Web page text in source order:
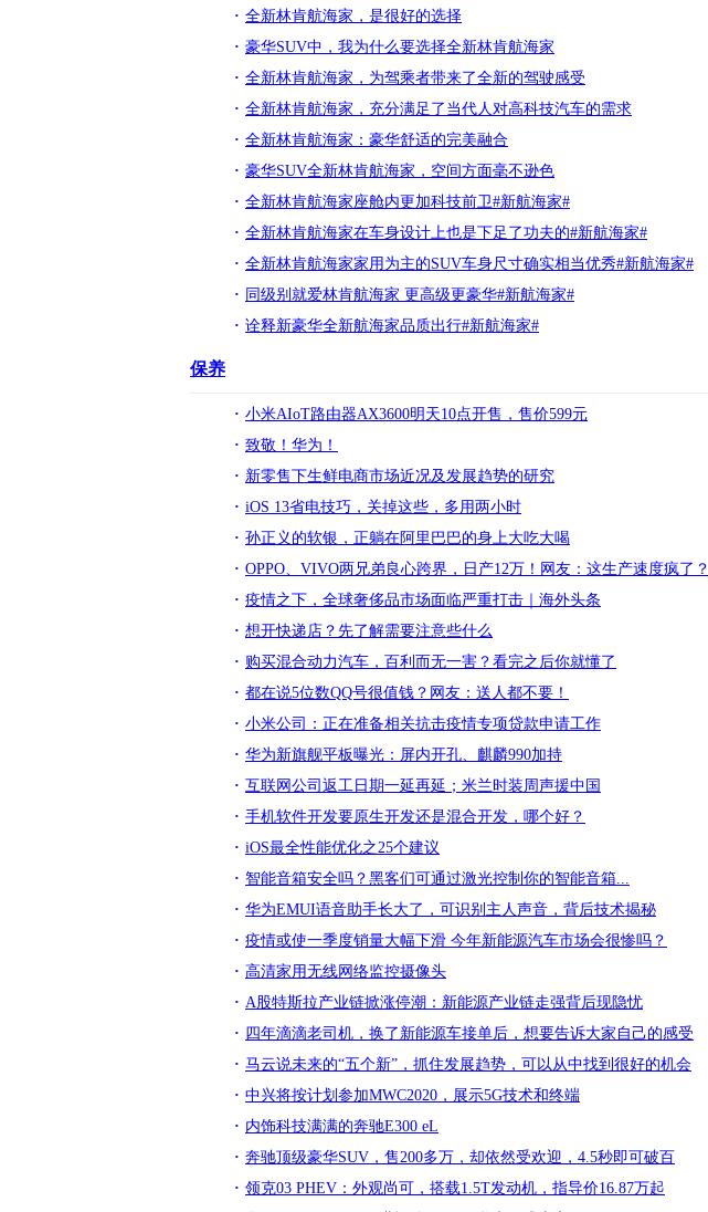
全新林肯航海家，是很好的选择
豪华SUV中，我为什么要选择全新林肯航海家
全新林肯航海家，为驾乘者带来了全新的驾驶感受
全新林肯航海家，充分满足了当代人对高科技汽车的需求
全新林肯航海家：豪华舒适的完美融合
豪华SUV全新林肯航海家，空间方面毫不逊色
全新林肯航海家座舱内更加科技前卫#新航海家#
全新林肯航海家在车身设计上也是下足了功夫的#新航海家#
全新林肯航海家家用为主的SUV车身尺寸确实相当优秀#新航海家#
同级别就爱林肯航海家 更高级更豪华#新航海家#
诠释新豪华全新航海家品质出行#新航海家#
保养
小米AIoT路由器AX3600明天10点开售，售价599元
致敬！华为！
新零售下生鲜电商市场近况及发展趋势的研究
iOS 13省电技巧，关掉这些，多用两小时
孙正义的软银，正躺在阿里巴巴的身上大吃大喝
OPPO、VIVO两兄弟良心跨界，日产12万！网友：这生产速度疯了？
疫情之下，全球奢侈品市场面临严重打击｜海外头条
想开快递店？先了解需要注意些什么
购买混合动力汽车，百利而无一害？看完之后你就懂了
都在说5位数QQ号很值钱？网友：送人都不要！
小米公司：正在准备相关抗击疫情专项贷款申请工作
华为新旗舰平板曝光：屏内开孔、麒麟990加持
互联网公司返工日期一延再延；米兰时装周声援中国
手机软件开发要原生开发还是混合开发，哪个好？
iOS最全性能优化之25个建议
智能音箱安全吗？黑客们可通过激光控制你的智能音箱...
华为EMUI语音助手长大了，可识别主人声音，背后技术揭秘
疫情或使一季度销量大幅下滑 今年新能源汽车市场会很惨吗？
高清家用无线网络监控摄像头
A股特斯拉产业链掀涨停潮：新能源产业链走强背后现隐忧
四年滴滴老司机，换了新能源车接单后，想要告诉大家自己的感受
马云说未来的“五个新”，抓住发展趋势，可以从中找到很好的机会
中兴将按计划参加MWC2020，展示5G技术和终端
内饰科技满满的奔驰E300 eL
奔驰顶级豪华SUV，售200多万，却依然受欢迎，4.5秒即可破百
领克03 PHEV：外观尚可，搭载1.5T发动机，指导价16.87万起